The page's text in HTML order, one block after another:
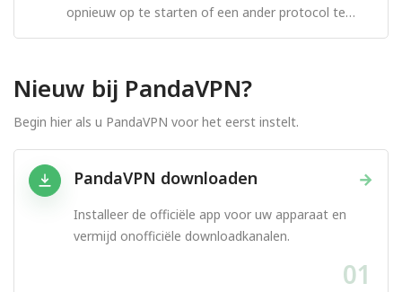
opnieuw op te starten of een ander protocol te
proberen.
Nieuw bij PandaVPN?
Begin hier als u PandaVPN voor het eerst instelt.
→
PandaVPN downloaden
Installeer de officiële app voor uw apparaat en
vermijd onofficiële downloadkanalen.
01